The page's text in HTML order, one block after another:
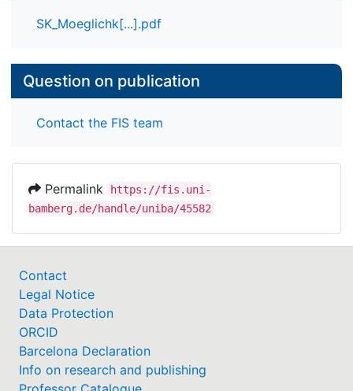
SK_Moeglichk[...].pdf
Question on publication
Contact the FIS team
Permalink
https://fis.uni-
bamberg.de/handle/uniba/45582
Contact
Legal Notice
Data Protection
ORCID
Barcelona Declaration
Info on research and publishing